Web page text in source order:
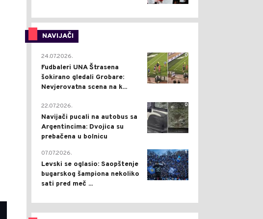
NAVIJAČI
0
24.07.2026.
Fudbaleri UNA Štrasena
šokirano gledali Grobare:
Nevjerovatna scena na k...
0
22.07.2026.
Navijači pucali na autobus sa
Argentincima: Dvojica su
prebačena u bolnicu
1
07.07.2026.
Levski se oglasio: Saopštenje
bugarskog šampiona nekoliko
sati pred meč ...